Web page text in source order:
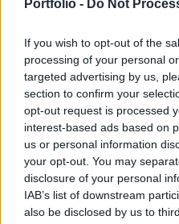
Portfolio - Do Not
If you wish to opt-out of the
processing of your personal
targeted advertising by us,
section to confirm your
opt-out request is processed
interest-based ads based on
us or personal information
your opt-out. You may
disclosure of your personal
IAB’s list of downstream
also be disclosed by us to
Property Investment Forum
legnagyobb üzleti és
alkalommal!Információ és
kezdi a kelet-közép-európai
beszámolóját, hogy felidézi
kirobbantott helyzetet, ami
hatóságai szigorították a